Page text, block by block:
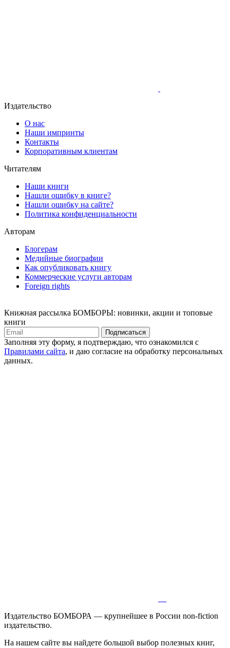
Издательство
О нас
Наши импринты
Контакты
Корпоративным клиентам
Читателям
Наши книги
Нашли ошибку в книге?
Нашли ошибку на сайте?
Политика конфиденциальности
Авторам
Блогерам
Медийные биографии
Как опубликовать книгу
Коммерческие услуги авторам
Foreign rights
Книжная рассылка БОМБОРЫ: новинки, акции и топовые
книги
Подписаться
Заполняя эту форму, я подтверждаю, что ознакомился с
Правилами сайта, и даю согласие на обработку персональных
данных.
Издательство БОМБОРА — крупнейшее в России non-fiction
издательство.
На нашем сайте вы найдете большой выбор полезных книг,